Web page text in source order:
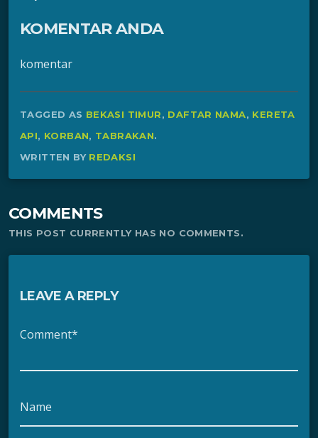
KOMENTAR ANDA
komentar
TAGGED AS BEKASI TIMUR, DAFTAR NAMA, KERETA
API, KORBAN, TABRAKAN.
WRITTEN BY REDAKSI
COMMENTS
THIS POST CURRENTLY HAS NO COMMENTS.
LEAVE A REPLY
Comment*
Name